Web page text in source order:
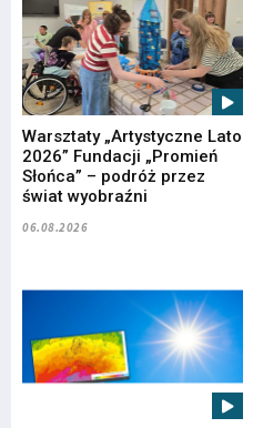
Warsztaty „Artystyczne Lato
2026” Fundacji „Promień
Słońca” – podróż przez
świat wyobraźni
06.08.2026